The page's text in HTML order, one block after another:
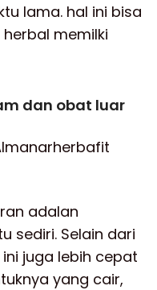
lama. hal ini bisa
memilki
dan obat luar
adalan
sediri. Selain dari
juga lebih cepat
yang cair,